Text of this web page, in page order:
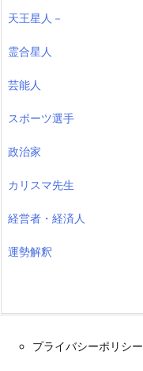
天王星人－
霊合星人
芸能人
スポーツ選手
政治家
カリスマ先生
経営者・経済人
運勢解釈
プライバシーポリシー